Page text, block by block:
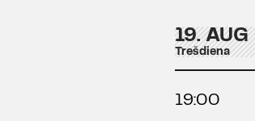
19. AUG
Trešdiena
19:00